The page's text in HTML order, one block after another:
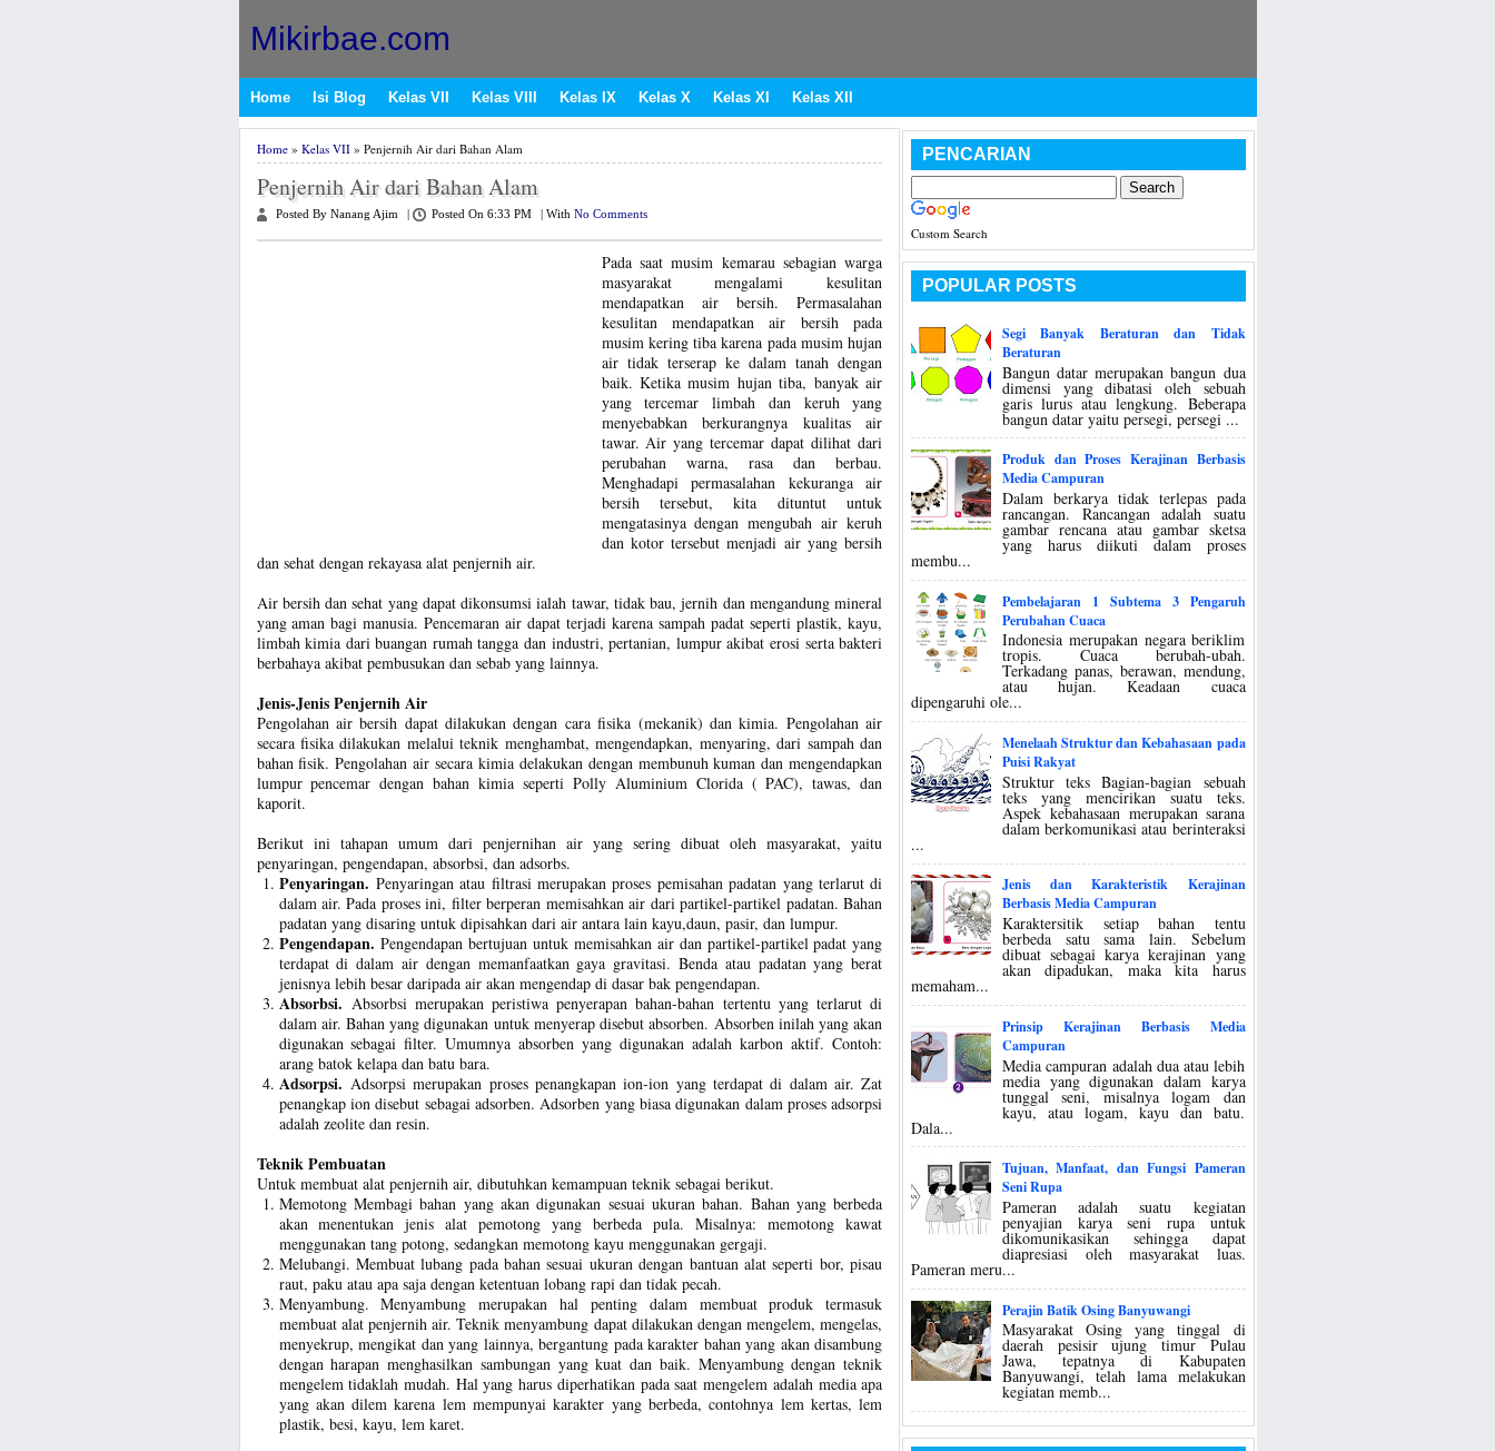
Mikirbae.com
Home Isi Blog Kelas VII Kelas VIII Kelas IX Kelas X Kelas XI Kelas XII
Home» Kelas VII» Penjernih Air dari Bahan Alam
Penjernih Air dari Bahan Alam
Posted By Nanang Ajim Posted On 6:33 PM With No Comments
Pada saat musim kemarau sebagian warga
masyarakat mengalami kesulitan
mendapatkan air bersih. Permasalahan
kesulitan mendapatkan air bersih pada
musim kering tiba karena pada musim hujan
air tidak terserap ke dalam tanah dengan
baik. Ketika musim hujan tiba, banyak air
yang tercemar limbah dan keruh yang
menyebabkan berkurangnya kualitas air
tawar. Air yang tercemar dapat dilihat dari
perubahan warna, rasa dan berbau.
Menghadapi permasalahan kekuranga air
bersih tersebut, kita dituntut untuk
mengatasinya dengan mengubah air keruh
dan kotor tersebut menjadi air yang bersih
dan sehat dengan rekayasa alat penjernih air.
Air bersih dan sehat yang dapat dikonsumsi ialah tawar, tidak bau, jernih dan mengandung mineral
yang aman bagi manusia. Pencemaran air dapat terjadi karena sampah padat seperti plastik, kayu,
limbah kimia dari buangan rumah tangga dan industri, pertanian, lumpur akibat erosi serta bakteri
berbahaya akibat pembusukan dan sebab yang lainnya.
Jenis-Jenis Penjernih Air
Pengolahan air bersih dapat dilakukan dengan cara fisika (mekanik) dan kimia. Pengolahan air
secara fisika dilakukan melalui teknik menghambat, mengendapkan, menyaring, dari sampah dan
bahan fisik. Pengolahan air secara kimia delakukan dengan membunuh kuman dan mengendapkan
lumpur pencemar dengan bahan kimia seperti Polly Aluminium Clorida ( PAC), tawas, dan
kaporit.
Berikut ini tahapan umum dari penjernihan air yang sering dibuat oleh masyarakat, yaitu
penyaringan, pengendapan, absorbsi, dan adsorbs.
Penyaringan. Penyaringan atau filtrasi merupakan proses pemisahan padatan yang terlarut di
dalam air. Pada proses ini, filter berperan memisahkan air dari partikel-partikel padatan. Bahan
padatan yang disaring untuk dipisahkan dari air antara lain kayu,daun, pasir, dan lumpur.
Pengendapan.Pengendapan bertujuan untuk memisahkan air dan partikel-partikel padat yang
terdapat di dalam air dengan memanfaatkan gaya gravitasi. Benda atau padatan yang berat
jenisnya lebih besar daripada air akan mengendap di dasar bak pengendapan.
Absorbsi. Absorbsi merupakan peristiwa penyerapan bahan-bahan tertentu yang terlarut di
dalam air. Bahan yang digunakan untuk menyerap disebut absorben. Absorben inilah yang akan
digunakan sebagai filter. Umumnya absorben yang digunakan adalah karbon aktif. Contoh:
arang batok kelapa dan batu bara.
Adsorpsi. Adsorpsi merupakan proses penangkapan ion-ion yang terdapat di dalam air. Zat
penangkap ion disebut sebagai adsorben. Adsorben yang biasa digunakan dalam proses adsorpsi
adalah zeolite dan resin.
Teknik Pembuatan
Untuk membuat alat penjernih air, dibutuhkan kemampuan teknik sebagai berikut.
Memotong Membagi bahan yang akan digunakan sesuai ukuran bahan. Bahan yang berbeda
akan menentukan jenis alat pemotong yang berbeda pula. Misalnya: memotong kawat
menggunakan tang potong, sedangkan memotong kayu menggunakan gergaji.
Melubangi. Membuat lubang pada bahan sesuai ukuran dengan bantuan alat seperti bor, pisau
raut, paku atau apa saja dengan ketentuan lobang rapi dan tidak pecah.
Menyambung. Menyambung merupakan hal penting dalam membuat produk termasuk
membuat alat penjernih air. Teknik menyambung dapat dilakukan dengan mengelem, mengelas,
menyekrup, mengikat dan yang lainnya, bergantung pada karakter bahan yang akan disambung
dengan harapan menghasilkan sambungan yang kuat dan baik. Menyambung dengan teknik
mengelem tidaklah mudah. Hal yang harus diperhatikan pada saat mengelem adalah media apa
yang akan dilem karena lem mempunyai karakter yang berbeda, contohnya lem kertas, lem
plastik, besi, kayu, lem karet.
PENCARIAN
Custom Search
POPULAR POSTS
Segi Banyak Beraturan dan Tidak
Beraturan
Bangun datar merupakan bangun dua
dimensi yang dibatasi oleh sebuah
garis lurus atau lengkung. Beberapa
bangun datar yaitu persegi, persegi ...
Produk dan Proses Kerajinan Berbasis
Media Campuran
Dalam berkarya tidak terlepas pada
rancangan. Rancangan adalah suatu
gambar rencana atau gambar sketsa
yang harus diikuti dalam proses
membu...
Pembelajaran 1 Subtema 3 Pengaruh
Perubahan Cuaca
Indonesia merupakan negara beriklim
tropis. Cuaca berubah-ubah.
Terkadang panas, berawan, mendung,
atau hujan. Keadaan cuaca
dipengaruhi ole...
Menelaah Struktur dan Kebahasaan pada
Puisi Rakyat
Struktur teks Bagian-bagian sebuah
teks yang mencirikan suatu teks.
Aspek kebahasaan merupakan sarana
dalam berkomunikasi atau berinteraksi
...
Jenis dan Karakteristik Kerajinan
Berbasis Media Campuran
Karaktersitik setiap bahan tentu
berbeda satu sama lain. Sebelum
dibuat sebagai karya kerajinan yang
akan dipadukan, maka kita harus
memaham...
Prinsip Kerajinan Berbasis Media
Campuran
Media campuran adalah dua atau lebih
media yang digunakan dalam karya
tunggal seni, misalnya logam dan
kayu, atau logam, kayu dan batu.
Dala...
Tujuan, Manfaat, dan Fungsi Pameran
Seni Rupa
Pameran adalah suatu kegiatan
penyajian karya seni rupa untuk
dikomunikasikan sehingga dapat
diapresiasi oleh masyarakat luas.
Pameran meru...
Perajin Batik Osing Banyuwangi
Masyarakat Osing yang tinggal di
daerah pesisir ujung timur Pulau
Jawa, tepatnya di Kabupaten
Banyuwangi, telah lama melakukan
kegiatan memb...